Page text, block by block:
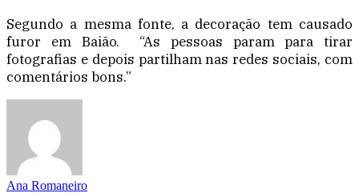
Segundo a mesma fonte, a decoração tem causado
furor em Baião. “As pessoas param para tirar
fotografias e depois partilham nas redes sociais, com
comentários bons.”
Ana Romaneiro